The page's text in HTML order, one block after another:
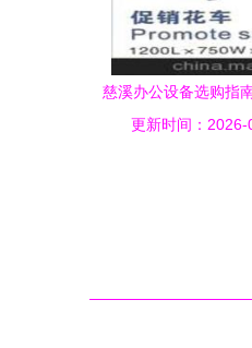
慈溪办公设备选购指
解
更新时间：